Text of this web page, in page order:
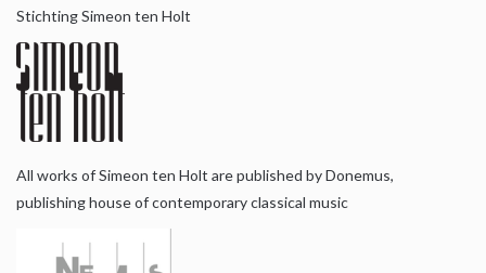
Stichting Simeon ten Holt
All works of Simeon ten Holt are published by Donemus,
publishing house of contemporary classical music